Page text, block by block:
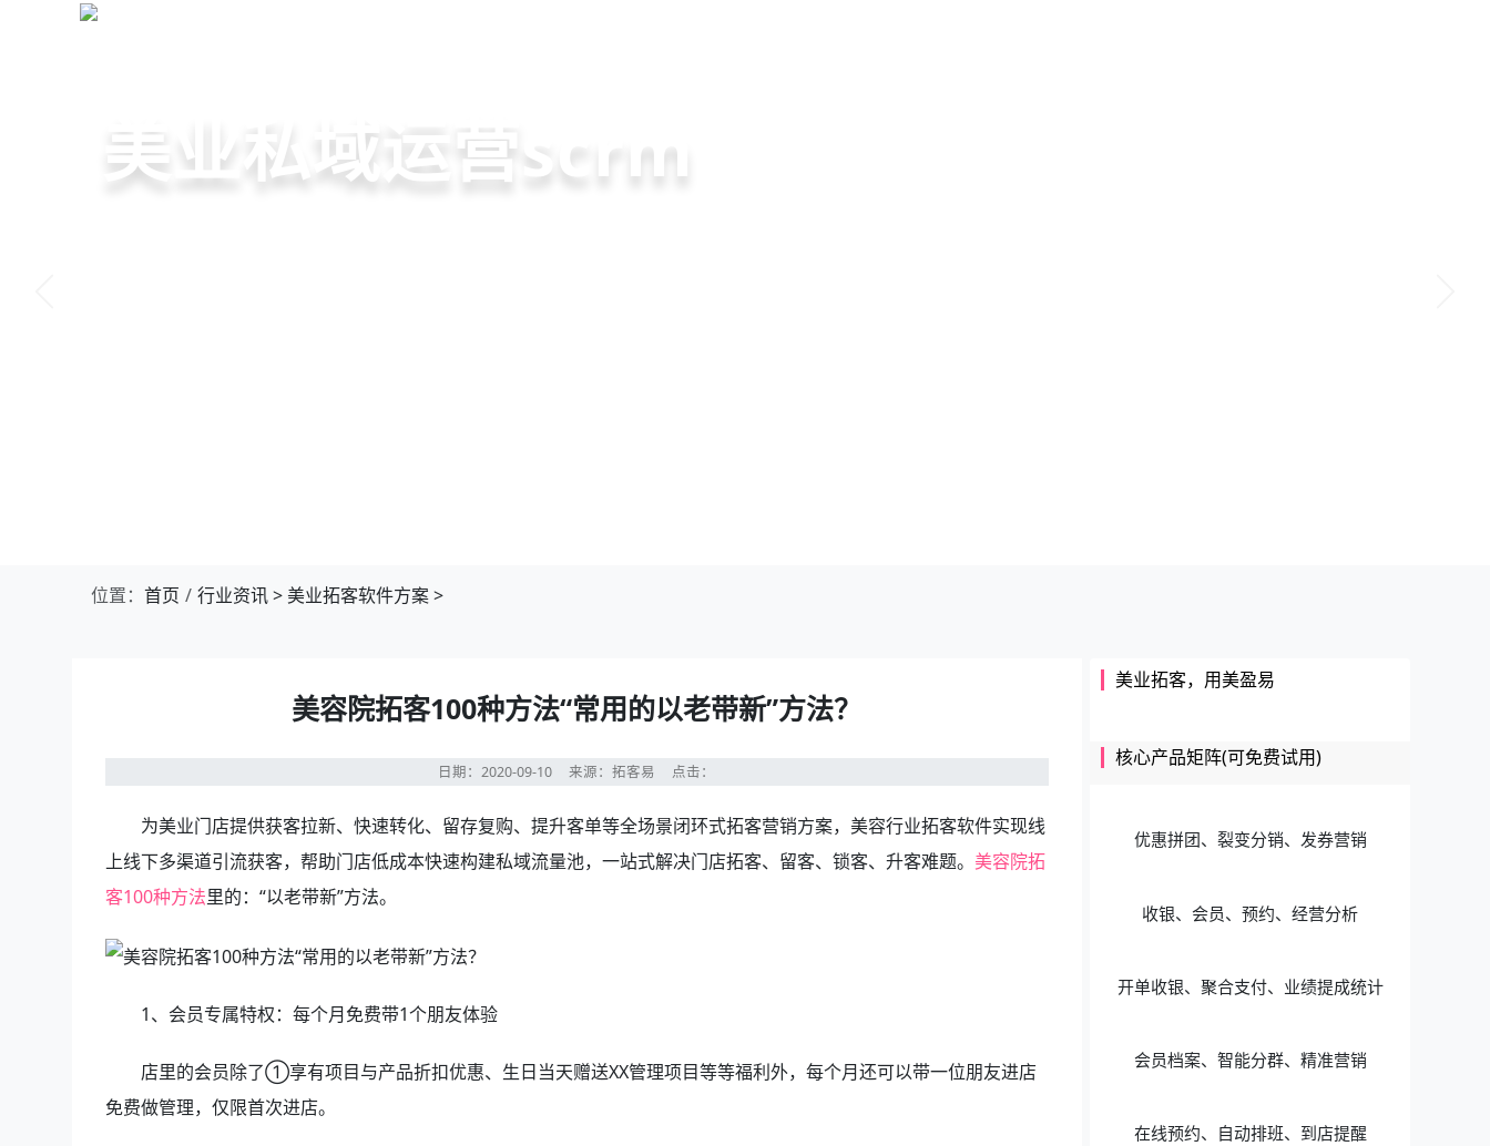
美业拓客，就用 美盈易
美容院拓客方案
美业私域运营scrm
位置： 首页 行业资讯>美业拓客软件方案>
美容院拓客100种方法“常用的以老带新”方法？
日期：2020-09-10来源：拓客易 点击：
为美业门店提供获客拉新、快速转化、留存复购、提升客单等全场景闭环式拓客营销方案，美容行业拓客软件实现线
上线下多渠道引流获客，帮助门店低成本快速构建私域流量池，一站式解决门店拓客、留客、锁客、升客难题。 美容院拓
客100种方法里的：“以老带新”方法。
1、会员专属特权：每个月免费带1个朋友体验
店里的会员除了①享有项目与产品折扣优惠、生日当天赠送XX管理项目等等福利外，每个月还可以带一位朋友进店
免费做管理，仅限首次进店。
美业拓客，用美盈易
核心产品矩阵(可免费试用)
优惠拼团、裂变分销、发券营销
收银、会员、预约、经营分析
开单收银、聚合支付、业绩提成统计
会员档案、智能分群、精准营销
在线预约、自动排班、到店提醒